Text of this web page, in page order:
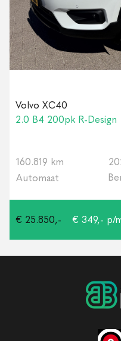
Volvo XC40
2.0 B4 200pk R-Design
160.819 km
Automaat
€ 25.850,- € 349,- p/